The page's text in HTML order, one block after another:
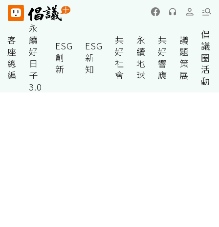
客
座
總
編
永
續
好
日
子
3.0
ESG
創
新
ESG
新
知
共
好
社
會
永
續
地
球
共
好
響
應
議
題
策
展
倡
議
圈
活
動